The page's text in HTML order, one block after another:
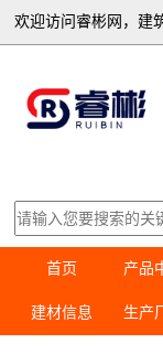
欢迎访问睿彬网，建
首页 产品
建材信息 生产